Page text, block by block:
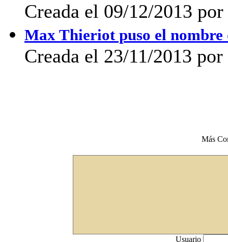
Creada el 09/12/2013
Max Thieriot puso el
Creada el 23/11/2013
Más
Usuario